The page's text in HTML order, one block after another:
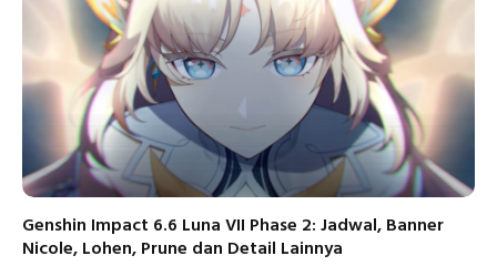
Genshin Impact 6.6 Luna VII Phase 2: Jadwal, Banner
Nicole, Lohen, Prune dan Detail Lainnya